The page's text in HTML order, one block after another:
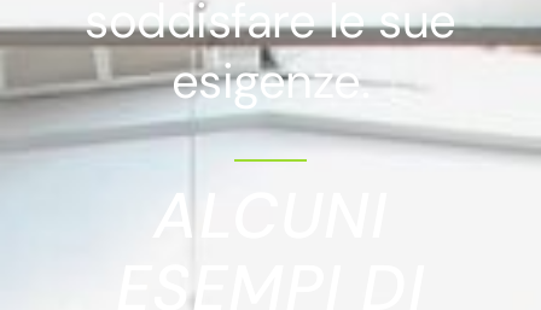
soddisfare le sue
esigenze.
ALCUNI
ESEMPI DI